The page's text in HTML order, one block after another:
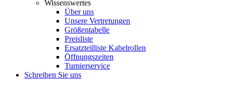
Wissenswertes
Über uns
Unsere Vertretungen
Größentabelle
Preisliste
Ersatzteilliste Kabelrollen
Öffnungszeiten
Turnierservice
Schreiben Sie uns